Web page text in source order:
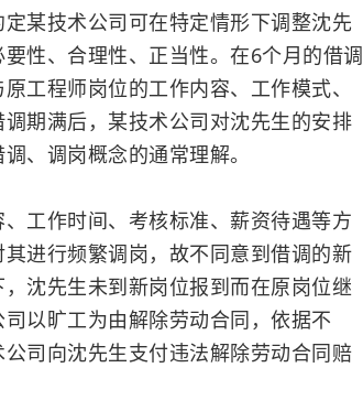
某技术公司可在特定情形下调整沈先
性、合理性、正当性。在6个月的借调
工程师岗位的工作内容、工作模式、
期满后，某技术公司对沈先生的安排
、调岗概念的通常理解。
工作时间、考核标准、薪资待遇等方
进行频繁调岗，故不同意到借调的新
沈先生未到新岗位报到而在原岗位继
以旷工为由解除劳动合同，依据不
司向沈先生支付违法解除劳动合同赔